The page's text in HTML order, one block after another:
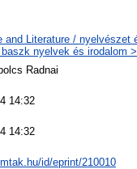
and Literature / nyelvészet
nyelvek és irodalom
Radnai
14:32
14:32
id/eprint/210010